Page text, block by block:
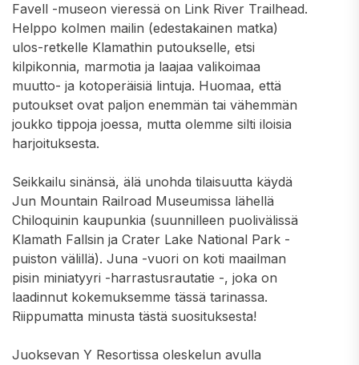
Favell -museon vieressä on Link River Trailhead.
Helppo kolmen mailin (edestakainen matka)
ulos-retkelle Klamathin putoukselle, etsi
kilpikonnia, marmotia ja laajaa valikoimaa
muutto- ja kotoperäisiä lintuja. Huomaa, että
putoukset ovat paljon enemmän tai vähemmän
joukko tippoja joessa, mutta olemme silti iloisia
harjoituksesta.
Seikkailu sinänsä, älä unohda tilaisuutta käydä
Jun Mountain Railroad Museumissa lähellä
Chiloquinin kaupunkia (suunnilleen puolivälissä
Klamath Fallsin ja Crater Lake National Park -
puiston välillä). Juna -vuori on koti maailman
pisin miniatyyri -harrastusrautatie -, joka on
laadinnut kokemuksemme tässä tarinassa.
Riippumatta minusta tästä suosituksesta!
Juoksevan Y Resortissa oleskelun avulla